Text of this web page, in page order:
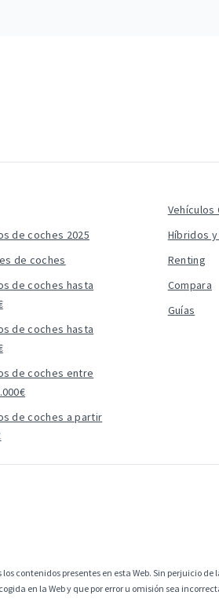
de coches 2025
de coches
de coches hasta
de coches hasta
de coches entre
de coches a partir
Vehículos
Híbridos
Renting
Compara
Guías
contenidos presentes en esta Web. Sin perjuicio
en la Web y que por error u omisión sea